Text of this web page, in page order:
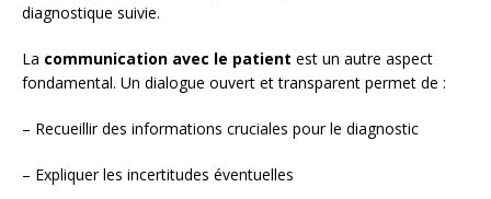
diagnostique suivie.
La communication avec le patient est un autre aspect
fondamental. Un dialogue ouvert et transparent permet de :
– Recueillir des informations cruciales pour le diagnostic
– Expliquer les incertitudes éventuelles